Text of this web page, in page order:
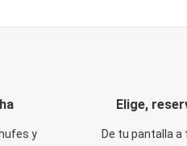
y
Elige,
De tu pantalla a